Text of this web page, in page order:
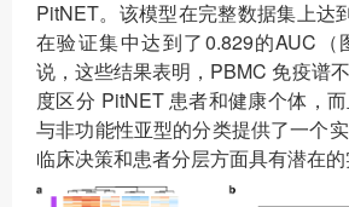
PitNET。该模型在完整数据集上达
在验证集中达到了0.829的AUC（
说，这些结果表明，PBMC 免疫谱
度区分 PitNET 患者和健康个体，
与非功能性亚型的分类提供了一个
临床决策和患者分层方面具有潜在的